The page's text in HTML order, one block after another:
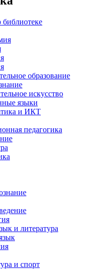
образование
искусство
языки
и ИКТ
педагогика
и литература
и спорт